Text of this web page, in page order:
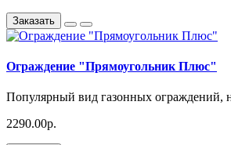
Заказать
Ограждение "Прямоугольник Плюс"
Популярный вид газонных ограждений,
2290.00р.